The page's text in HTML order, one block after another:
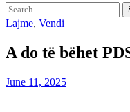
Search
for:
Lajme, Vendi
A do të bëhet
June 11, 2025